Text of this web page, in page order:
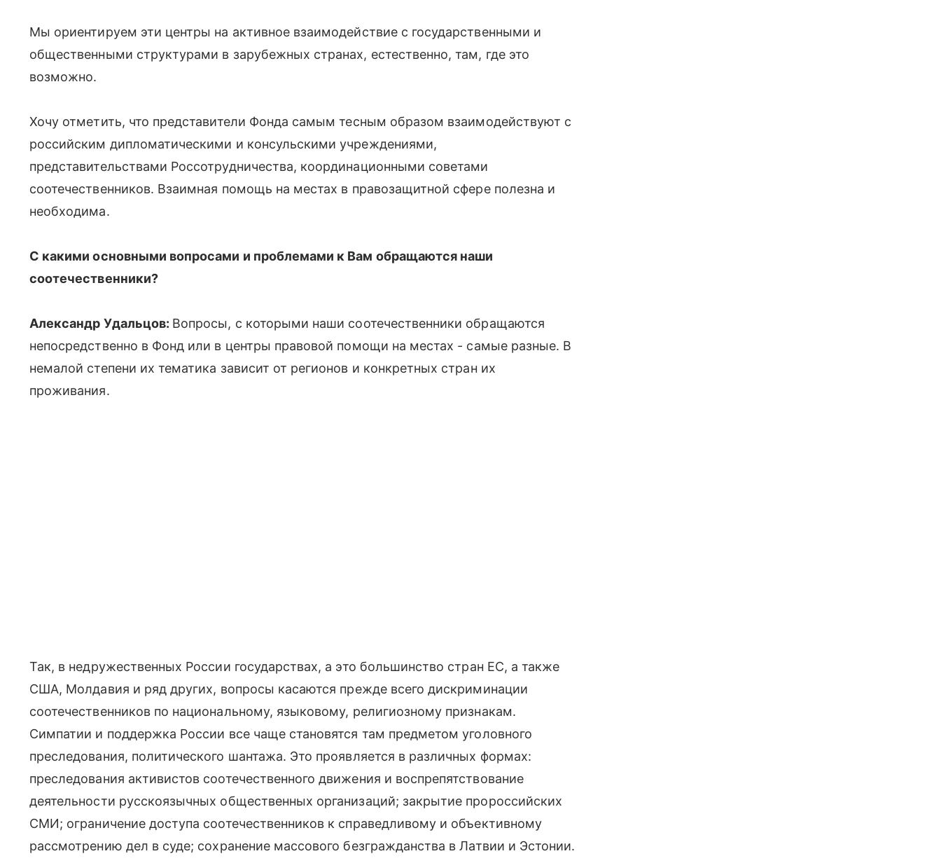
Мы ориентируем эти центры на активное взаимодействие с государственными и
общественными структурами в зарубежных странах, естественно, там, где это
возможно.
Хочу отметить, что представители Фонда самым тесным образом взаимодействуют с
российским дипломатическими и консульскими учреждениями,
представительствами Россотрудничества, координационными советами
соотечественников. Взаимная помощь на местах в правозащитной сфере полезна и
необходима.
С какими основными вопросами и проблемами к Вам обращаются наши
соотечественники?
Александр Удальцов: Вопросы, с которыми наши соотечественники обращаются
непосредственно в Фонд или в центры правовой помощи на местах - самые разные. В
немалой степени их тематика зависит от регионов и конкретных стран их
проживания.
Так, в недружественных России государствах, а это большинство стран ЕС, а также
США, Молдавия и ряд других, вопросы касаются прежде всего дискриминации
соотечественников по национальному, языковому, религиозному признакам.
Симпатии и поддержка России все чаще становятся там предметом уголовного
преследования, политического шантажа. Это проявляется в различных формах:
преследования активистов соотечественного движения и воспрепятствование
деятельности русскоязычных общественных организаций; закрытие пророссийских
СМИ; ограничение доступа соотечественников к справедливому и объективному
рассмотрению дел в суде; сохранение массового безгражданства в Латвии и Эстонии.